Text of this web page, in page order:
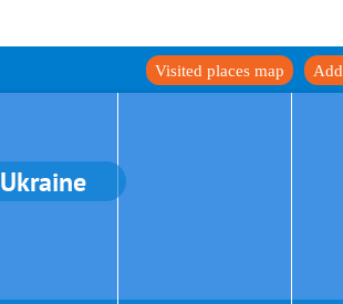
Visited places map
Ukraine